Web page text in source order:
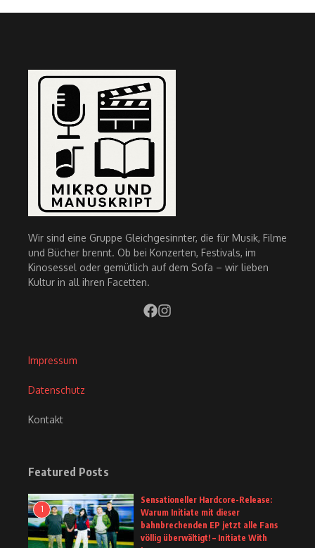
Wir sind eine Gruppe Gleichgesinnter, die für Musik, Filme
und Bücher brennt. Ob bei Konzerten, Festivals, im
Kinosessel oder gemütlich auf dem Sofa – wir lieben
Kultur in all ihren Facetten.
Impressum
Datenschutz
Kontakt
Featured Posts
1
Sensationeller Hardcore-Release:
Warum Initiate mit dieser
bahnbrechenden EP jetzt alle Fans
völlig überwältigt! – Initiate With